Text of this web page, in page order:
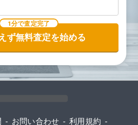
1分で査定完了
ず無料査定を始める
- お問い合わせ - 利用規約 -